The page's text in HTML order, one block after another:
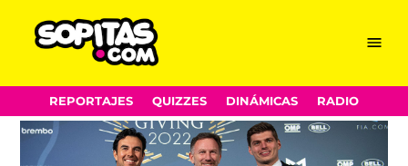
Skip
to
content
Menu
REPORTAJES QUIZZES DINÁMICAS RADIO